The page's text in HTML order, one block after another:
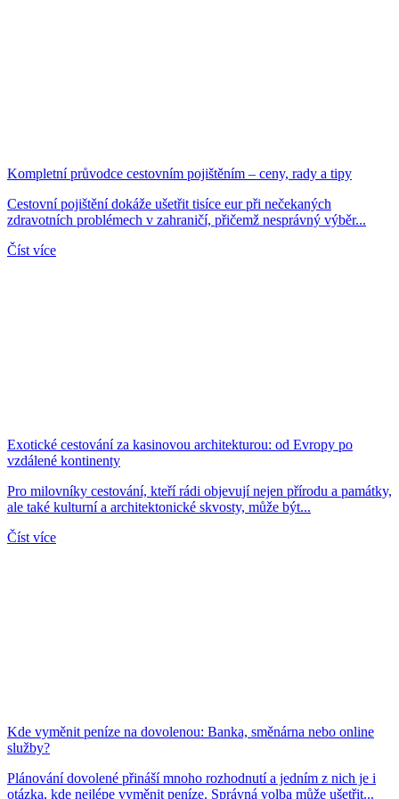
Kompletní průvodce cestovním pojištěním – ceny, rady a tipy
Cestovní pojištění dokáže ušetřit tisíce eur při nečekaných
zdravotních problémech v zahraničí, přičemž nesprávný výběr...
Číst více
Exotické cestování za kasinovou architekturou: od Evropy po
vzdálené kontinenty
Pro milovníky cestování, kteří rádi objevují nejen přírodu a památky,
ale také kulturní a architektonické skvosty, může být...
Číst více
Kde vyměnit peníze na dovolenou: Banka, směnárna nebo online
služby?
Plánování dovolené přináší mnoho rozhodnutí a jedním z nich je i
otázka, kde nejlépe vyměnit peníze. Správná volba může ušetřit...